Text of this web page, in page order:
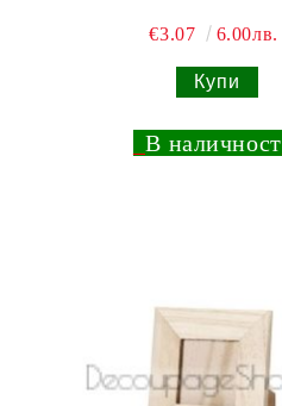
€3.07 6.00лв.
_В наличност